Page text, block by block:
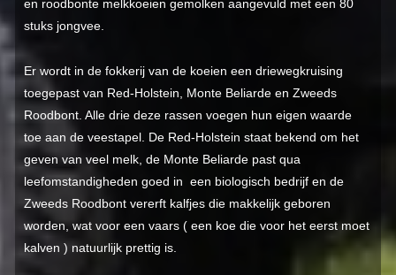
en roodbonte melkkoeien gemolken aangevuld met een 80
stuks jongvee.
Er wordt in de fokkerij van de koeien een driewegkruising
toegepast van Red-Holstein, Monte Beliarde en Zweeds
Roodbont. Alle drie deze rassen voegen hun eigen waarde
toe aan de veestapel. De Red-Holstein staat bekend om het
geven van veel melk, de Monte Beliarde past qua
leefomstandigheden goed in een biologisch bedrijf en de
Zweeds Roodbont vererft kalfjes die makkelijk geboren
worden, wat voor een vaars ( een koe die voor het eerst moet
kalven ) natuurlijk prettig is.